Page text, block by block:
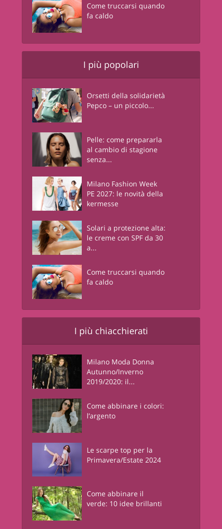
Come truccarsi quando
fa caldo
I più popolari
Orsetti della solidarietà
Pepco – un piccolo...
Pelle: come prepararla
al cambio di stagione
senza...
Milano Fashion Week
PE 2027: le novità della
kermesse
Solari a protezione alta:
le creme con SPF da 30
a...
Come truccarsi quando
fa caldo
I più chiacchierati
Milano Moda Donna
Autunno/Inverno
2019/2020: il...
Come abbinare i colori:
l’argento
Le scarpe top per la
Primavera/Estate 2024
Come abbinare il
verde: 10 idee brillanti